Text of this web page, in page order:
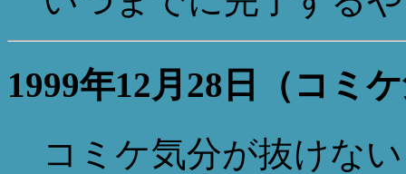
1999年12月28日（コミ
コミケ気分が抜けな